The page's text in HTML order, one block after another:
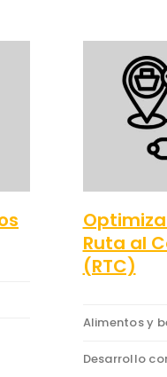
Ruta al
(RTC)
Alimentos y
Desarrollo